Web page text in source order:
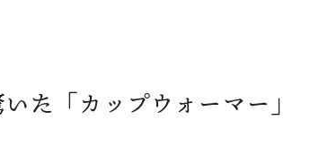
た「カップウォーマー」